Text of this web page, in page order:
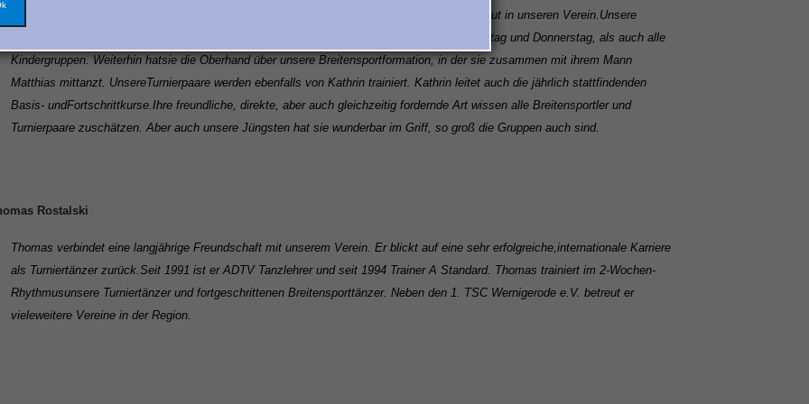
Kathrin ist seit der ersten Stunde des Vereins dabei und steckt viel Leidenschaft und Herzblut in unseren Verein. Unsere
Sie trainiert sowohl unsere Breitensportler am Dienstag und Donnerstag, als auch alle
Kindergruppen. Weiterhin hatsie die Oberhand über unsere Breitensportformation, in der sie zusammen mit ihrem Mann
Matthias mittanzt. UnsereTurnierpaare werden ebenfalls von Kathrin trainiert. Kathrin leitet auch die jährlich stattfindenden
Basis- undFortschrittkurse.Ihre freundliche, direkte, aber auch gleichzeitig fordernde Art wissen alle Breitensportler und
Turnierpaare zuschätzen. Aber auch unsere Jüngsten hat sie wunderbar im Griff, so groß die Gruppen auch sind.
Rostalski
Thomas verbindet eine langjährige Freundschaft mit unserem Verein. Er blickt auf eine sehr erfolgreiche,internationale Karriere
als Turniertänzer zurück.Seit 1991 ist er ADTV Tanzlehrer und seit 1994 Trainer A Standard. Thomas trainiert im 2-Wochen-
Rhythmusunsere Turniertänzer und fortgeschrittenen Breitensporttänzer. Neben den 1. TSC Wernigerode e.V. betreut er
vieleweitere Vereine in der Region.